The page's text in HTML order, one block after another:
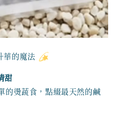
華的魔法
甜
的燙蔬食，點綴最天然的鹹